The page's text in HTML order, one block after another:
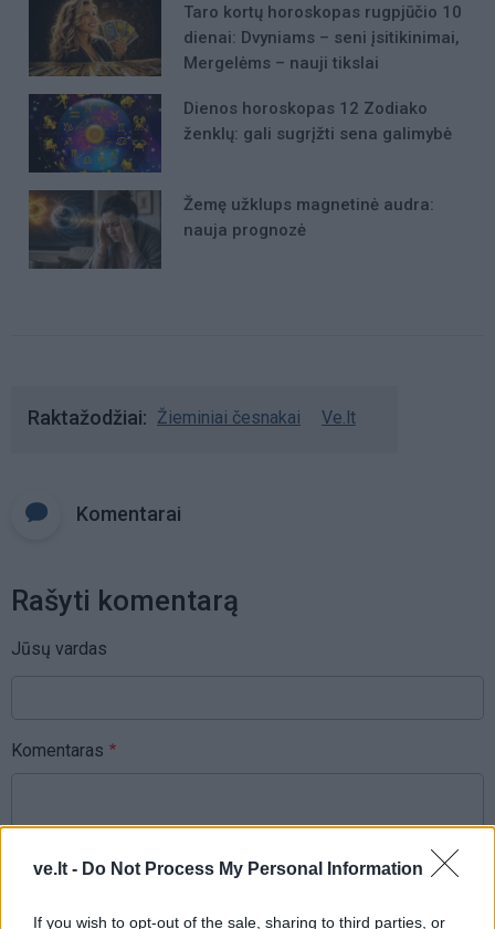
ve.lt - Do Not Process My Personal Information
If you wish to opt-out of the sale, sharing to third parties, or
Taro kortų horoskopas rugpjūčio 10
dienai: Dvyniams – seni įsitikinimai,
Mergelėms – nauji tikslai
Dienos horoskopas 12 Zodiako
ženklų: gali sugrįžti sena galimybė
Žemę užklups magnetinė audra:
nauja prognozė
Raktažodžiai Žieminiai česnakai Ve.lt
Komentarai
Rašyti komentarą
Jūsų vardas
Komentaras